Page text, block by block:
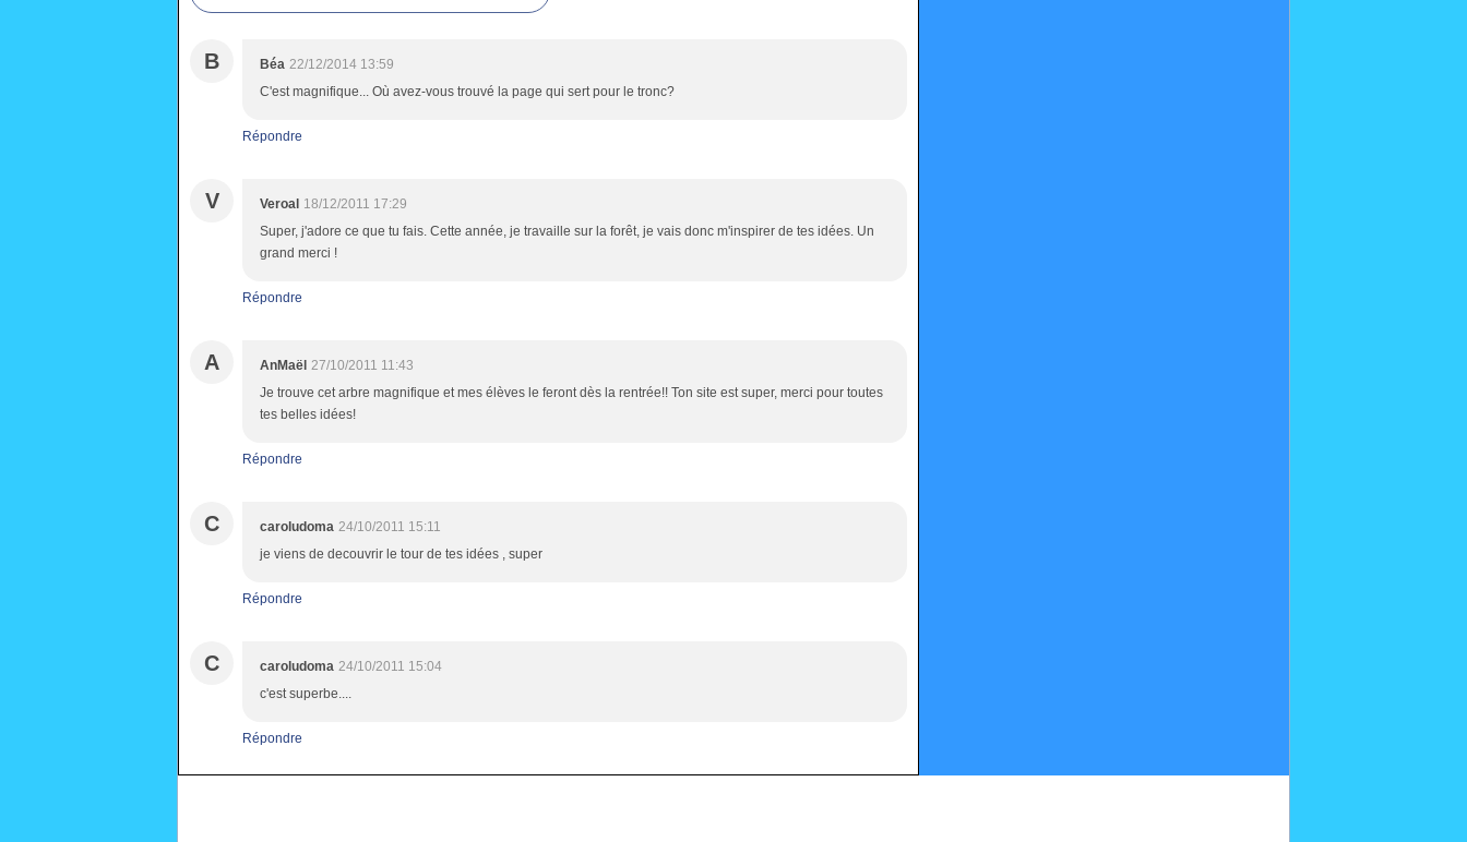
B Béa 22/12/2014 13:59
C'est magnifique... Où avez-vous trouvé la page qui sert pour le tronc?
Répondre
V Veroal 18/12/2011 17:29
Super, j'adore ce que tu fais. Cette année, je travaille sur la forêt, je vais donc m'inspirer de tes idées. Un
grand merci !
Répondre
A AnMaël 27/10/2011 11:43
Je trouve cet arbre magnifique et mes élèves le feront dès la rentrée!! Ton site est super, merci pour toutes
tes belles idées!
Répondre
C caroludoma 24/10/2011 15:11
je viens de decouvrir le tour de tes idées , super
Répondre
C caroludoma 24/10/2011 15:04
c'est superbe....
Répondre